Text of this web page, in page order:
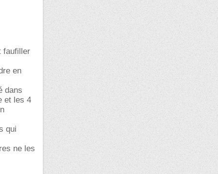
faufiller
en
dans
et les 4
qui
ne les